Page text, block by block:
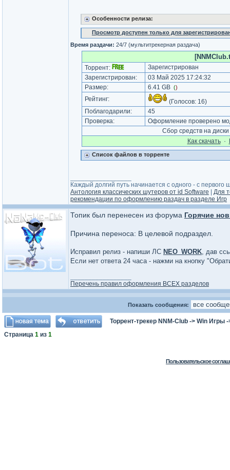
Особенности релиза:
Просмотр доступен только для
Время раздачи: 24/7 (мультитрекерная раздача)
Торрент:
Зарегистрирован
Зарегистрирован:
03 Май 2025 17:24:32
Размер:
6.41 GB ()
Рейтинг: (Голосов: 16)
Поблагодарили:
45
Проверка:
Оформление проверено
Сбор средств на
Как cкачать·
Список файлов в торренте
Каждый долгий путь начинается с одного - с первого
Антология классических шутеров от id Software
Для
рекомендации по оформлению раздач в разделе Игр
Топик был перенесен из форума Горячие
Причина переноса: В целевой подраздел.
Исправил релиз - напиши ЛС NEO_WORK, дав
Если нет ответа 24 часа - нажми на кнопку
Перечень правил оформления ВСЕХ разделов
Показать сообщения:
Торрент-трекер NNM-Club -> Win Игры
Страница 1 из 1
Пользовательское